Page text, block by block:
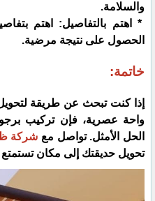
والسلامة.
* اهتم بالتفاصيل: اهتم
الحصول على نتيجة مرضية.
خاتمة:
إذا كنت تبحث عن طريقة
واحة عصرية، فإن تركيب
الحل الأمثل. تواصل مع شركة
تحويل حديقتك إلى مكان تستمتع